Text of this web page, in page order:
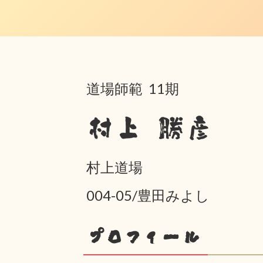
道場師範 11期
村上 勝彦
村上道場
004-05/豊田みよし
プロフィール